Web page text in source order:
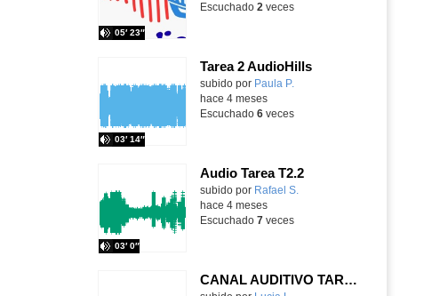
05′ 23″
Escuchado 2 veces
Tarea 2 AudioHills
Contenido educativo.
subido por Paula P.
03′ 14″
hace 4 meses
Escuchado 6veces
Audio Tarea T2.2
subido por Rafael S.
03′ 0″
hace 4 meses
Escuchado 7veces
CANAL AUDITIVO TAREA 11 ALBOR